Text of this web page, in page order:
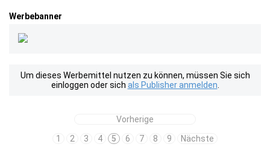
Werbebanner
Um dieses Werbemittel nutzen zu können, müssen Sie sich
einloggen oder sich als Publisher anmelden
Vorherige
1
2 3 4 5 6 7 8 9 Nächste